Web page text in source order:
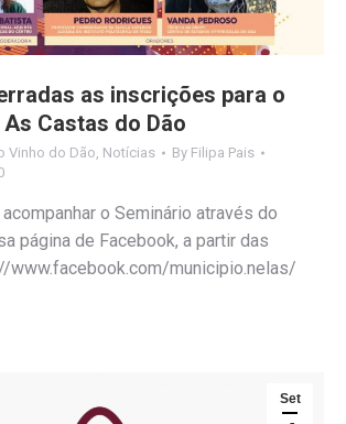
as inscrições para o
Castas do Dão
Vinho do Dão Notícias By Filipa Pais
o Seminário através do
página de Facebook, a partir das
www.facebook.com/municipio.nelas/
Set